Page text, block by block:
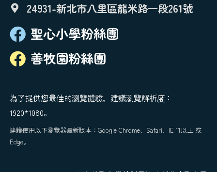
24931-新北市八里區龍米路一段261號
聖心小學粉絲團
善牧園粉絲團
為了提供您最佳的瀏覽體驗，建議瀏覽解析度：
1920*1080。
建議使用以下瀏覽器最新版本：Google Chrome、Safari、IE 11以上 或
Edge。